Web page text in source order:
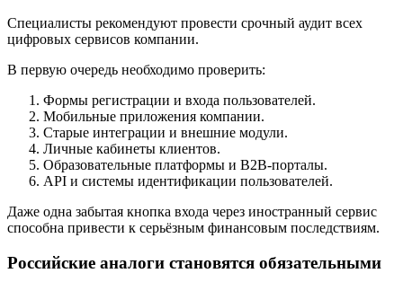
Специалисты рекомендуют провести срочный аудит всех
цифровых сервисов компании.
В первую очередь необходимо проверить:
Формы регистрации и входа пользователей.
Мобильные приложения компании.
Старые интеграции и внешние модули.
Личные кабинеты клиентов.
Образовательные платформы и B2B-порталы.
API и системы идентификации пользователей.
Даже одна забытая кнопка входа через иностранный сервис
способна привести к серьёзным финансовым последствиям.
Российские аналоги становятся обязательными